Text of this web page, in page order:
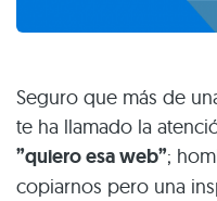
Seguro que más de
te ha llamado la
”quiero esa web”;
copiarnos pero una